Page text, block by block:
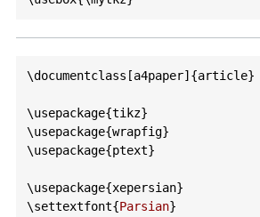
\documentclass [a4paper]{article}
\usepackage{tikz}
\usepackage{wrapfig}
\usepackage{ptext}
\usepackage{xepersian}
\settextfont{Parsian}